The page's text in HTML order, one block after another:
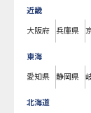
近畿
大阪府 兵庫県
東海
愛知県 静岡県
北海道